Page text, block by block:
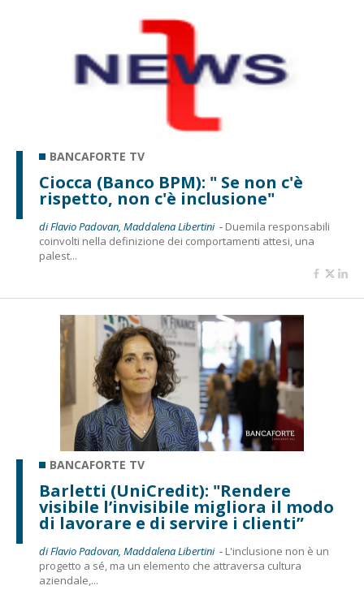
BANCAFORTE TV
Ciocca (Banco BPM): " Se non c'è
rispetto, non c'è inclusione"
di Flavio Padovan, Maddalena Libertini - Duemila responsabili
coinvolti nella definizione dei comportamenti attesi, una
palest...
BANCAFORTE TV
Barletti (UniCredit): "Rendere
visibile l’invisibile migliora il modo
di lavorare e di servire i clienti”
di Flavio Padovan, Maddalena Libertini - L'inclusione non è un
progetto a sé, ma un elemento che attraversa cultura
aziendale,...